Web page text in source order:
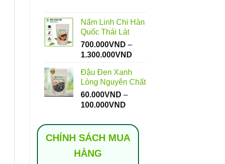
Nấm Linh Chi Hàn
Quốc Thái Lát
700.000VND –
1.300.000VND
700.000VND
Đậu Đen Xanh
Lòng Nguyên Chất
60.000VND –
100.000VND
từ
60.000VND
CHÍNH SÁCH MUA
HÀNG